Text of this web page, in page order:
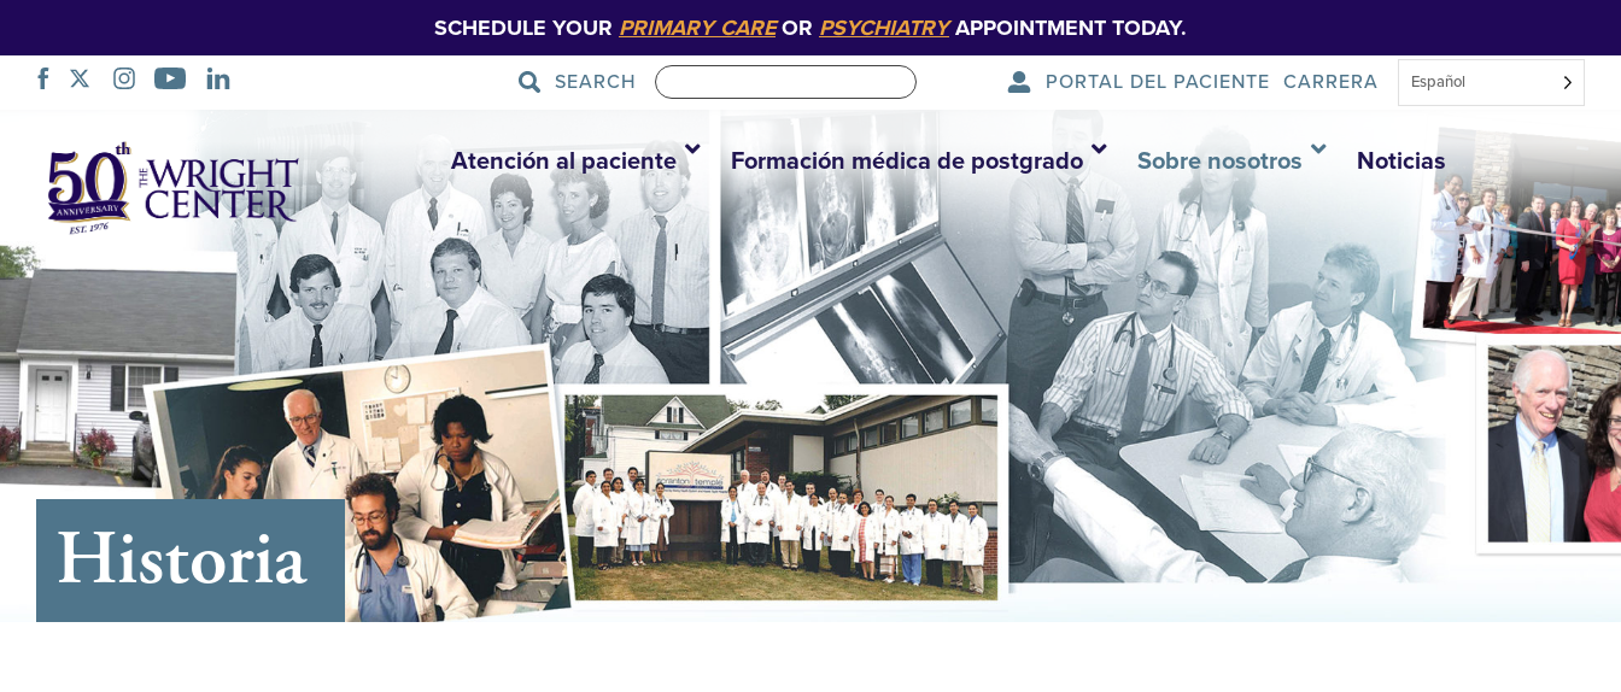
SCHEDULE YOUR PRIMARY CAREOR PSYCHIATRYAPPOINTMENT TODAY.
SEARCH PORTAL DEL PACIENTE CARRERA Español
navegación
Atención al paciente Formación médica de postgrado Sobre nosotros Noticias
Historia